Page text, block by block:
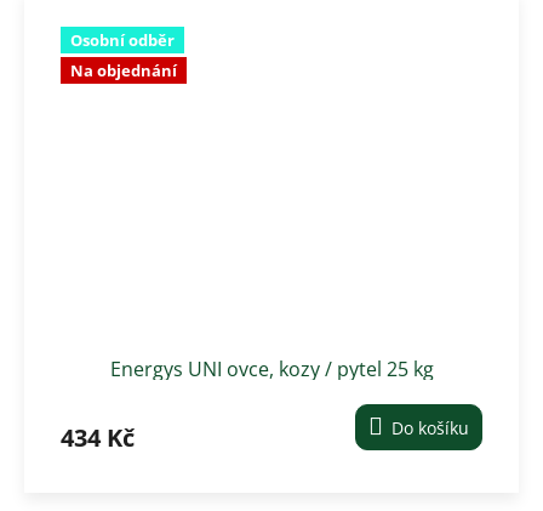
Osobní odběr
Na objednání
Energys UNI ovce, kozy / pytel 25 kg
434 Kč Do košíku